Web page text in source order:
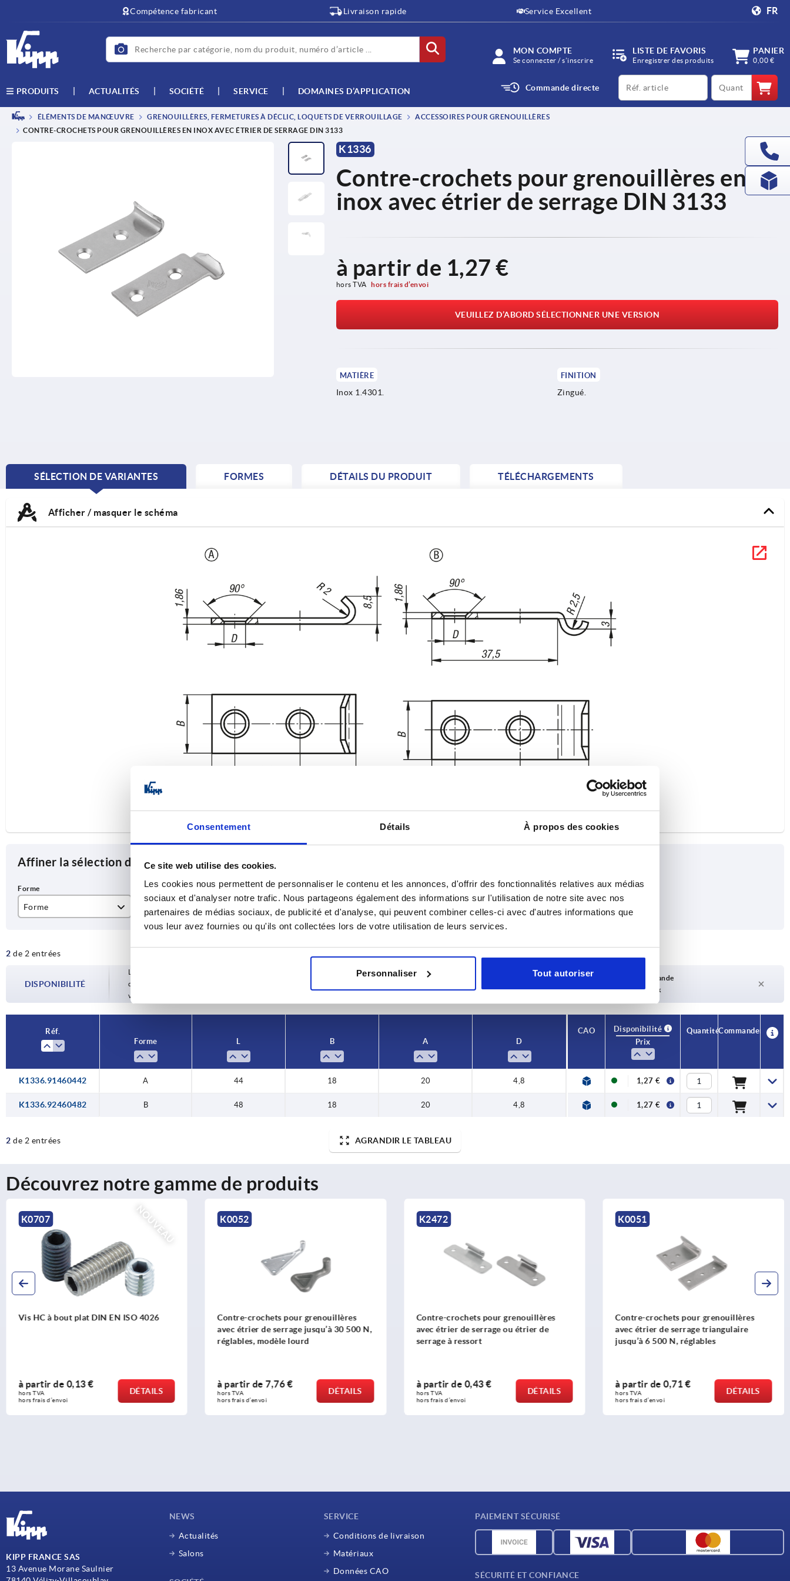
Consentement Détails À propos des cookies
Ce site web utilise des cookies.
Les cookies nous permettent de personnaliser le contenu et les annonces, d'offrir des fonctionnalités relatives aux médias
sociaux et d'analyser notre trafic. Nous partageons également des informations sur l'utilisation de notre site avec nos
partenaires de médias sociaux, de publicité et d'analyse, qui peuvent combiner celles-ci avec d'autres informations que
vous leur avez fournies ou qu'ils ont collectées lors de votre utilisation de leurs services.
Personnaliser Tout autoriser
Compétence fabricant Livraison rapide Service Excellent FR
MON COMPTE
Se connecter / s’inscrire
LISTE DE FAVORIS
Enregistrer des produits
PANIER
0,00 €
PRODUITS ACTUALITÉS SOCIÉTÉ SERVICE DOMAINES D’APPLICATION Commande directe
productCode qty
ÉLÉMENTS DE MANŒUVRE GRENOUILLÈRES, FERMETURES À DÉCLIC, LOQUETS DE VERROUILLAGE
ACCESSOIRES POUR GRENOUILLÈRES
CONTRE-CROCHETS POUR GRENOUILLÈRES EN INOX AVEC ÉTRIER DE SERRAGE DIN 3133
K1336
Contre-crochets pour grenouillères en
inox avec étrier de serrage DIN 3133
à partir de 1,27 €
hors TVA hors frais d’envoi
VEUILLEZ D’ABORD SÉLECTIONNER UNE VERSION
MATIÈRE
Inox 1.4301.
FINITION
Zingué.
SÉLECTION DE VARIANTES
CURRENT
FORMES DÉTAILS DU PRODUIT TÉLÉCHARGEMENTS
Afficher / masquer le schéma
Affiner la sélection des articles
Forme
B
44
B
18 20
D
4,8
2 de 2 entrées
DISPONIBILITÉ
Les disponibilités sont mises à jour plusieurs fois par jour à intervalles réguliers. La date
d’expédition confirmée vous est communiquée à l’étape finale, avant la finalisation de
votre commande.
Délai de livraison sur demande
4-20 jours
Actuellement pas en stock
Réf.
Forme
B A D
CAO
Disponibilité
Prix
QuantitéCommander
K1336.91460442 A 44 18 20 4,8 1,27 €
K1336.92460482 B 48 18 20 4,8 1,27 €
2 de 2 entrées AGRANDIR LE TABLEAU
Découvrez notre gamme de produits
NOUVEAU
K0707
Vis HC à bout plat DIN EN ISO 4026
à partir de 0,13 €
hors TVA
hors frais d’envoi
DÉTAILS
K0052
Contre-crochets pour grenouillères
avec étrier de serrage jusqu’à 30 500 N,
réglables, modèle lourd
à partir de 7,76 €
hors TVA
hors frais d’envoi
DÉTAILS
K2472
Contre-crochets pour grenouillères
avec étrier de serrage ou étrier de
serrage à ressort
à partir de 0,43 €
hors TVA
hors frais d’envoi
DÉTAILS
K0051
Contre-crochets pour grenouillères
avec étrier de serrage triangulaire
jusqu’à 6 500 N, réglables
à partir de 0,71 €
hors TVA
hors frais d’envoi
DÉTAILS
KIPP FRANCE SAS
13 Avenue Morane Saulnier
NEWS
Actualités
Salons
SERVICE
Conditions de livraison
Matériaux
Données CAO
PAIEMENT SÉCURISÉ
SÉCURITÉ ET CONFIANCE